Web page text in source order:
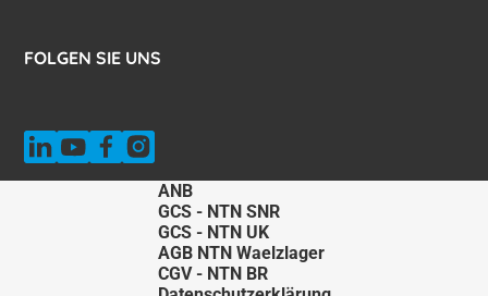
FOLGEN SIE UNS
ANB
GCS - NTN SNR
GCS - NTN UK
AGB NTN Waelzlager
CGV - NTN BR